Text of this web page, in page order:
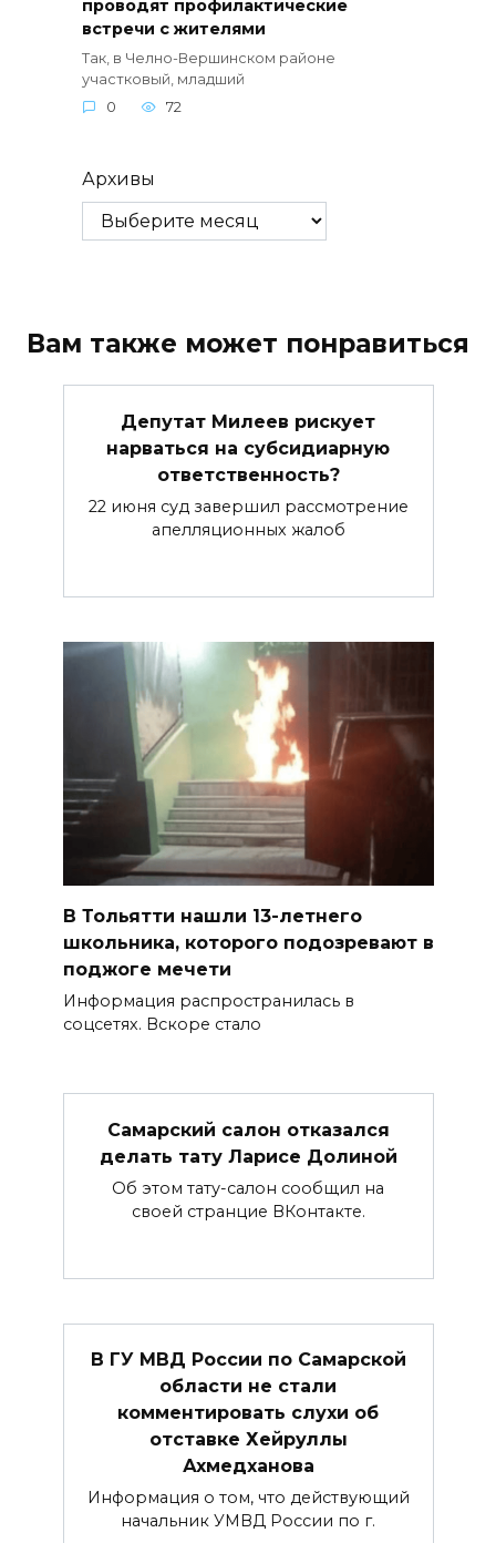
проводят профилактические
встречи с жителями
Так, в Челно-Вершинском районе
участковый, младший
0
72
Архивы
Вам также может понравиться
Депутат Милеев рискует
нарваться на субсидиарную
ответственность?
22 июня суд завершил рассмотрение
апелляционных жалоб
В Тольятти нашли 13-летнего
школьника, которого подозревают в
поджоге мечети
Информация распространилась в
соцсетях. Вскоре стало
Самарский салон отказался
делать тату Ларисе Долиной
Об этом тату-салон сообщил на
своей странцие ВКонтакте.
В ГУ МВД России по Самарской
области не стали
комментировать слухи об
отставке Хейруллы
Ахмедханова
Информация о том, что действующий
начальник УМВД России по г.